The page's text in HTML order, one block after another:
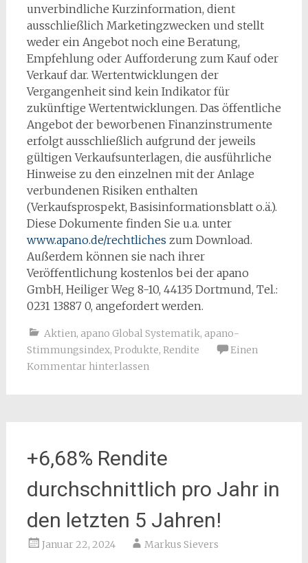
unverbindliche Kurzinformation, dient
ausschließlich Marketingzwecken und stellt
weder ein Angebot noch eine Beratung,
Empfehlung oder Aufforderung zum Kauf oder
Verkauf dar. Wertentwicklungen der
Vergangenheit sind kein Indikator für
zukünftige Wertentwicklungen. Das öffentliche
Angebot der beworbenen Finanzinstrumente
erfolgt ausschließlich aufgrund der jeweils
gültigen Verkaufsunterlagen, die ausführliche
Hinweise zu den einzelnen mit der Anlage
verbundenen Risiken enthalten
(Verkaufsprospekt, Basisinformationsblatt o.ä.).
Diese Dokumente finden Sie u.a. unter
www.apano.de/rechtliches zum Download.
Außerdem können sie nach ihrer
Veröffentlichung kostenlos bei der apano
GmbH, Heiliger Weg 8-10, 44135 Dortmund, Tel.:
0231 13887 0, angefordert werden.
Aktien, apano Global Systematik, apano-
Stimmungsindex, Produkte, Rendite
Einen
Kommentar hinterlassen
+6,68% Rendite
durchschnittlich pro Jahr in
den letzten 5 Jahren!
Januar 22, 2024 Markus Sievers